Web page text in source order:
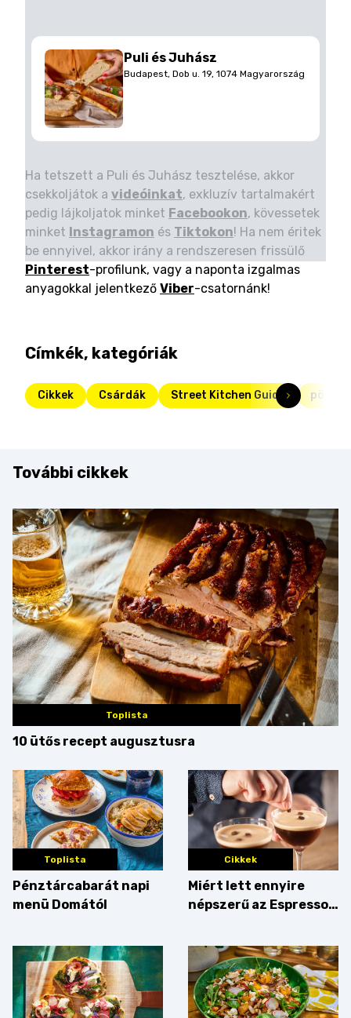
Puli és Juhász
Budapest, Dob u. 19, 1074 Magyarország
Ha tetszett a Puli és Juhász tesztelése, akkor
csekkoljátok a videóinkat, exkluzív tartalmakért
pedig lájkoljatok minket Facebookon, kövessetek
minket Instagramon és Tiktokon! Ha nem éritek
be ennyivel, akkor irány a rendszeresen frissülő
Pinterest-profilunk, vagy a naponta izgalmas
anyagokkal jelentkező Viber-csatornánk!
Címkék, kategóriák
Cikkek Csárdák Street Kitchen Guide pörkölt
További cikkek
Toplista
10 ütős recept augusztusra
Toplista
Pénztárcabarát napi
menü Domától
Cikkek
Miért lett ennyire
népszerű az Espresso
érdemes enni mellé?